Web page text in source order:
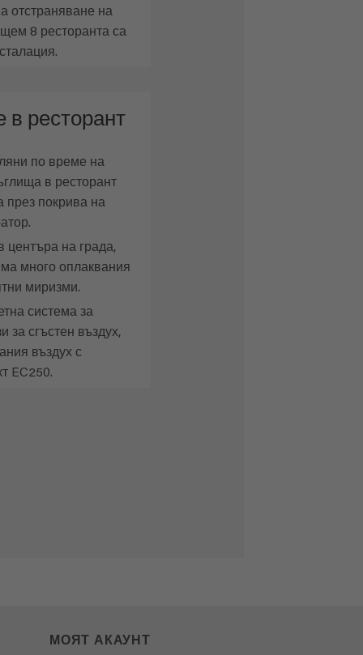
отстраняване на
8 ресторанта са
в ресторант
по време на
в ресторант
през покрива на
центъра на града,
много оплаквания
миризми.
система за
за сгъстен въздух,
въздух с
EC250.
МОЯТ АКАУНТ